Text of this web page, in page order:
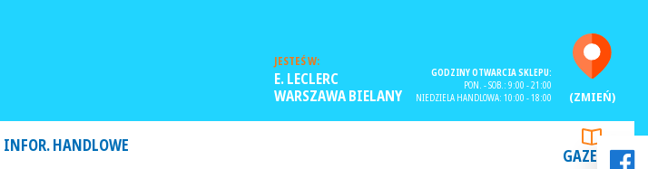
JESTEŚ W:
E. LECLERC
WARSZAWA BIELANY
GODZINY OTWARCIA SKLEPU:
PON. - SOB.: 9:00 - 21:00
NIEDZIELA HANDLOWA: 10:00 - 18:00
(ZMIEŃ)
INFOR. HANDLOWE GAZETKI